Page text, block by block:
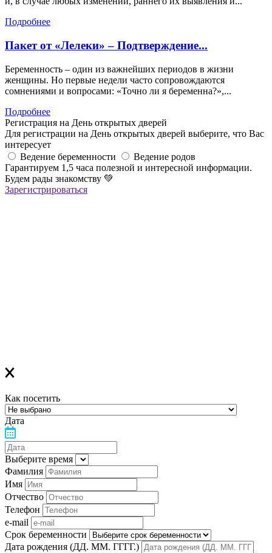
Подробнее
Пакет от «Лелеки» – Подтверждение...
Беременность – один из важнейших периодов в жизни
женщины. Но первые недели часто сопровождаются
сомнениями и вопросами: «Точно ли я беременна?»,...
Подробнее
Регистрация на День открытых дверей
Для регистрации на День открытых дверей выберите, что Вас
интересует
Ведение беременности
Ведение родов
Гарантируем 1,5 часа полезной и интересной информации.
Будем рады знакомству 💚
Зарегистрироваться
Как посетить
Дата
Выберите время
Фамилия
Имя
Отчество
Телефон
e-mail
Срок беременности
Дата рождения (ДД. ММ. ГГГГ.)